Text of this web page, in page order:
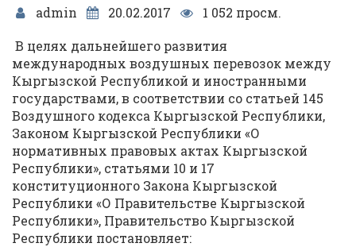
admin 20.02.2017
1 052 просм.
В целях дальнейшего развития
международных воздушных перевозок между
Кыргызской Республикой и иностранными
государствами, в соответствии со статьей 145
Воздушного кодекса Кыргызской Республики,
Законом Кыргызской Республики «О
нормативных правовых актах Кыргызской
Республики», статьями 10 и 17
конституционного Закона Кыргызской
Республики «О Правительстве Кыргызской
Республики», Правительство Кыргызской
Республики постановляет: